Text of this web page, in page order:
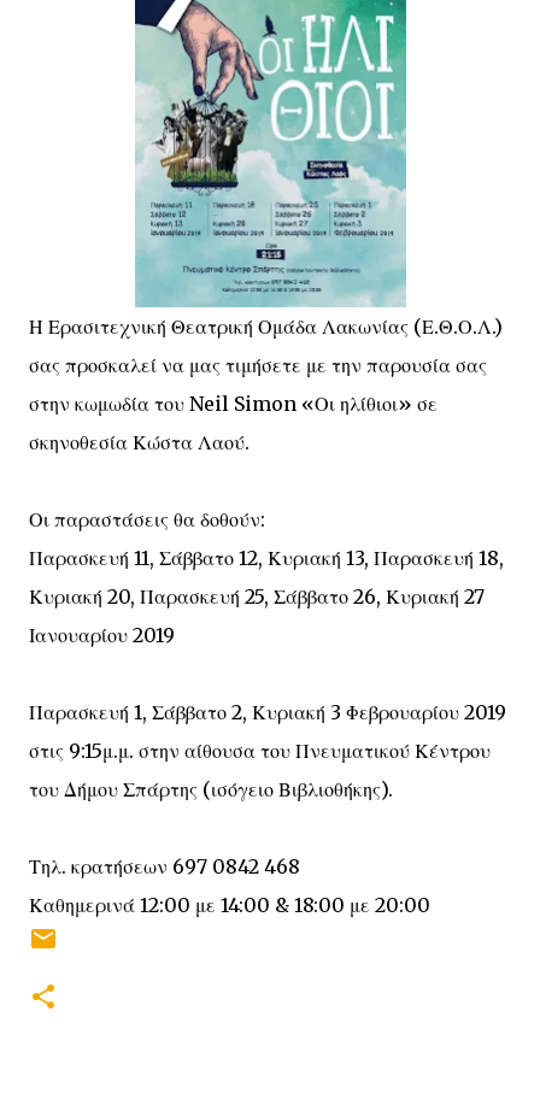
Η Ερασιτεχνική Θεατρική Ομάδα Λακωνίας (Ε.Θ.Ο.Λ.)
σας προσκαλεί να μας τιμήσετε με την παρουσία σας
στην κωμωδία του Neil Simon «Οι ηλίθιοι» σε
σκηνοθεσία Κώστα Λαού.
Οι παραστάσεις θα δοθούν:
Παρασκευή 11, Σάββατο 12, Κυριακή 13, Παρασκευή 18,
Κυριακή 20, Παρασκευή 25, Σάββατο 26, Κυριακή 27
Ιανουαρίου 2019
Παρασκευή 1, Σάββατο 2, Κυριακή 3 Φεβρουαρίου 2019
στις 9:15μ.μ. στην αίθουσα του Πνευματικού Κέντρου
του Δήμου Σπάρτης (ισόγειο Βιβλιοθήκης).
Τηλ. κρατήσεων 697 0842 468
Καθημερινά 12:00 με 14:00 & 18:00 με 20:00